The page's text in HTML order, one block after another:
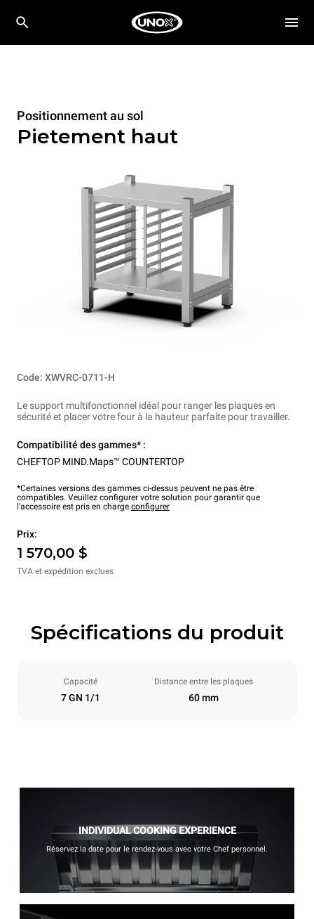
Positionnement au sol
Pietement haut
Code: XWVRC-0711-H
Le support multifonctionnel idéal pour ranger les plaques en
sécurité et placer votre four à la hauteur parfaite pour travailler.
Compatibilité des gammes* :
CHEFTOP MIND.Maps™ COUNTERTOP
*Certaines versions des gammes ci-dessus peuvent ne pas être
compatibles. Veuillez configurer votre solution pour garantir que
l'accessoire est pris en charge.configurer
Prix:
1 570,00 $
TVA et expédition exclues
Spécifications du produit
Capacité
7 GN 1/1
Distance entre les plaques
60 mm
INDIVIDUAL COOKING EXPERIENCE
Réservez la date pour le rendez-vous avec votre Chef personnel.